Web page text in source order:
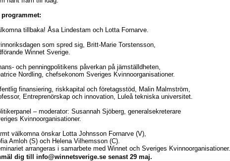
programmet:
tillbaka! Åsa Lindestam och Lotta Fornarve.
som spred sig, Britt-Marie Torstensson,
Winnet Sverige.
och penningpolitikens påverkan på jämställdheten,
Nordling, chefsekonom Sveriges Kvinnoorganisationer.
finansiering, riskkapital och företagsstöd, Malin Malmström,
Entreprenörskap och innovation, Luleå tekniska universitet.
– moderator: Susannah Sjöberg, generalsekreterare
Kvinnoorganisationer.
välkomna önskar Lotta Johnsson Fornarve (V),
Amloh (S) och Helena Vilhemsson (C).
arrangeras i samarbete med Winnet och Sveriges Kvinnoorganisationer.
dig till info@winnetsverige.se senast 29 maj.